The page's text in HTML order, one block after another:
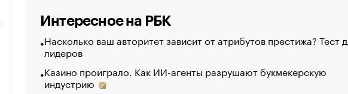
Интересное на РБК
Насколько ваш авторитет зависит от атрибутов престижа? Тест
лидеров
Казино проиграло. Как ИИ-агенты разрушают букмекерскую
индустрию